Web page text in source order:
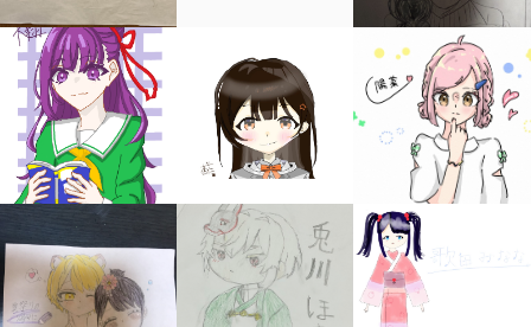
みんなの絵が
見られる
ギャラリー